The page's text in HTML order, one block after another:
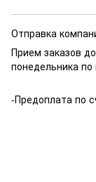
Отправка
Прием заказов
понедельника
-Предоплата по